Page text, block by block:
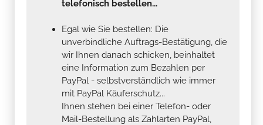
telefonisch bestellen...
Egal wie Sie bestellen: Die
unverbindliche Auftrags-Bestätigung, die
wir Ihnen danach schicken, beinhaltet
eine Information zum Bezahlen per
PayPal - selbstverständlich wie immer
mit PayPal Käuferschutz...
Ihnen stehen bei einer Telefon- oder
Mail-Bestellung als Zahlarten PayPal,